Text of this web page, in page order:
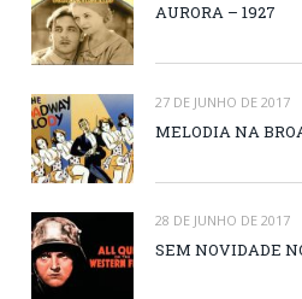
AURORA – 1927
27 DE JUNHO DE 2017
MELODIA NA
28 DE JUNHO DE 2017
SEM NOVIDADE